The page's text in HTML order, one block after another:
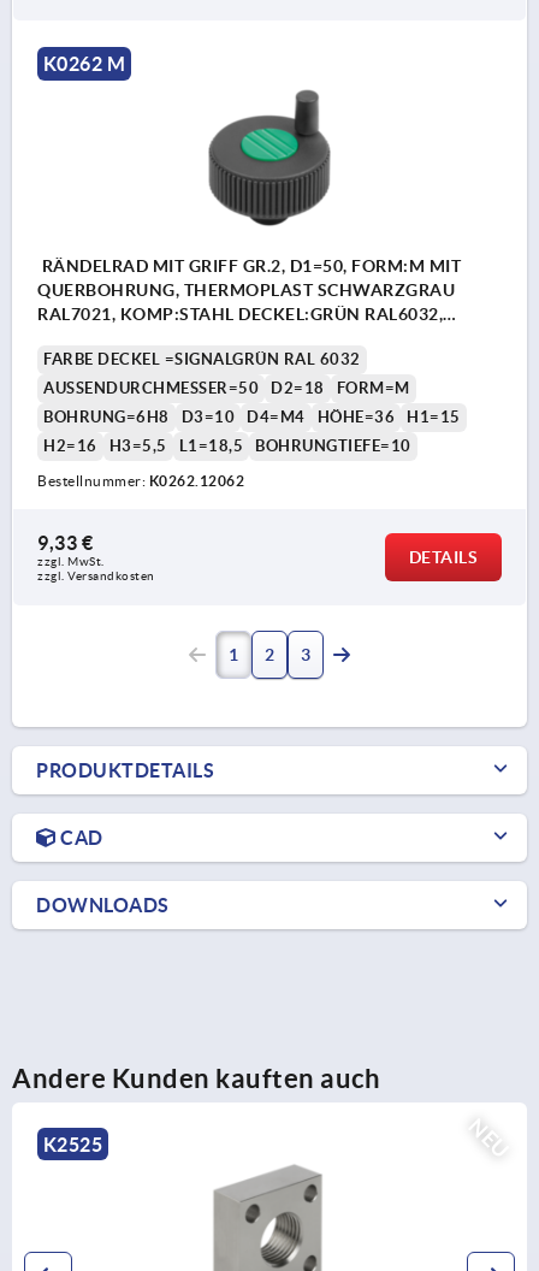
K0262 M
RÄNDELRAD MIT GRIFF GR.2, D1=50, FORM:M MIT
QUERBOHRUNG, THERMOPLAST SCHWARZGRAU
RAL7021, KOMP:STAHL DECKEL:GRÜN RAL6032,
FARBE DECKEL =SIGNALGRÜN RAL 6032
AUSSENDURCHMESSER=50
D2=18
FORM=M
BOHRUNG=6H8
D3=10 D4=M4 HÖHE=36
H1=15
H2=16
H3=5,5 L1=18,5 BOHRUNGTIEFE=10
Bestellnummer: K0262.12062
9,33 €
zzgl. MwSt.
zzgl. Versandkosten
DETAILS
1 2 3
PRODUKTDETAILS
CAD
DOWNLOADS
Andere Kunden kauften auch